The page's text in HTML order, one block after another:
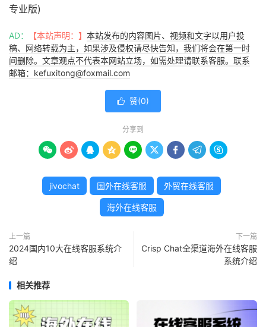
专业版)
AD： 【本站声明：】 本站发布的内容图片、视频和文字以用户投
稿、网络转载为主，如果涉及侵权请尽快告知，我们将会在第一时
间删除。文章观点不代表本网站立场，如需处理请联系客服。联系
邮箱：kefuxitong@foxmail.com
 赞(0)
分享到
        
jivochat 国外在线客服 外贸在线客服
海外在线客服
上一篇
2024国内10大在线客服系统介
绍
下一篇
Crisp Chat全渠道海外在线客服
系统介绍
相关推荐